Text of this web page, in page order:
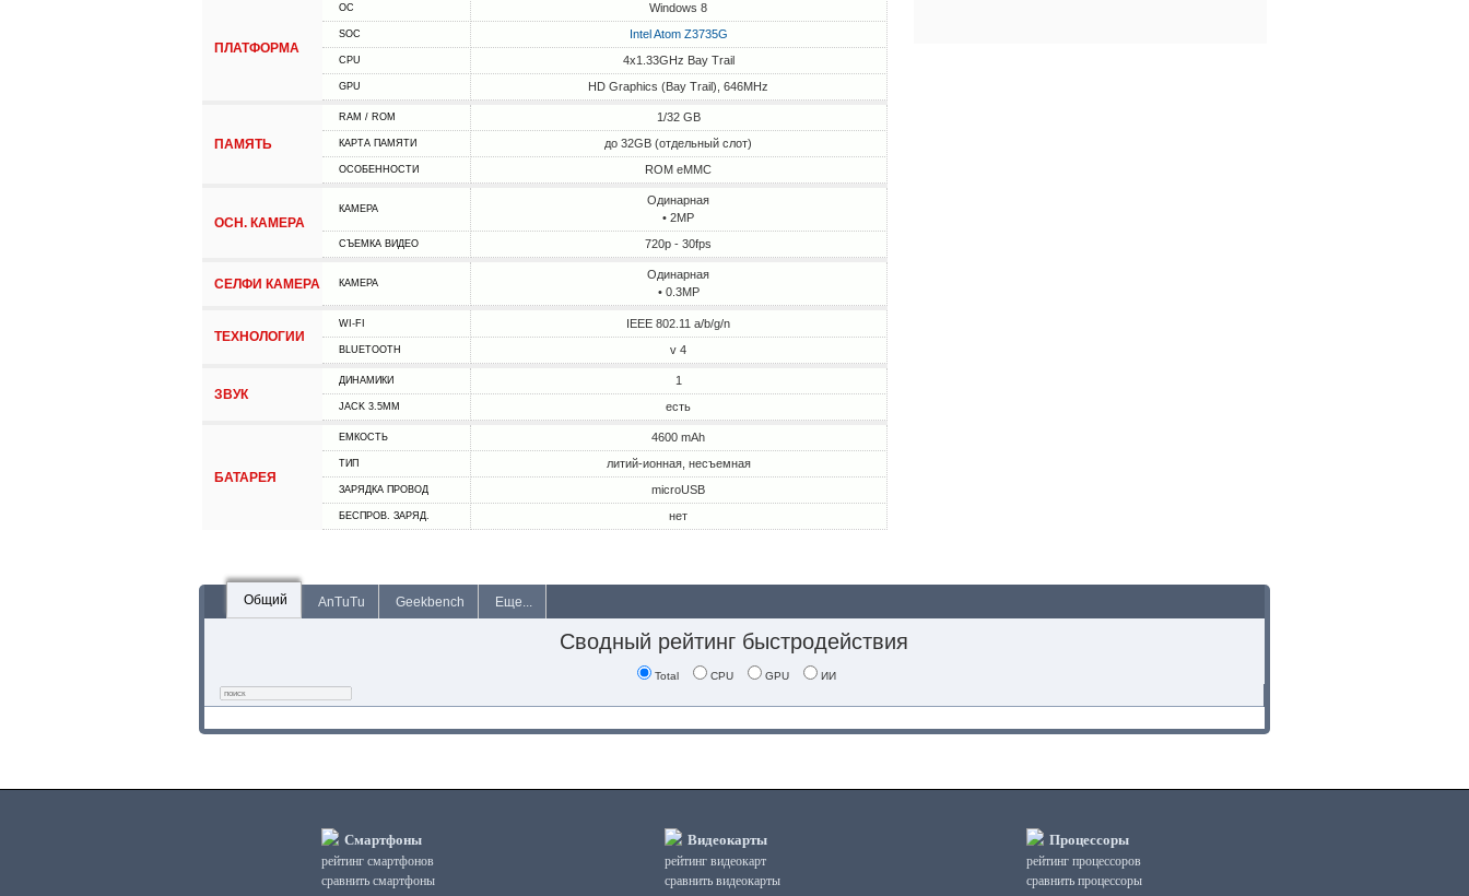
ПЛАТФОРМА
ОС Windows 8
SOC Intel Atom Z3735G
CPU 4x1.33GHz Bay Trail
GPU HD Graphics (Bay Trail), 646MHz
ПАМЯТЬ
RAM / ROM 1/32 GB
КАРТА ПАМЯТИ до 32GB (отдельный слот)
ОСОБЕННОСТИ ROM eMMC
ОСН. КАМЕРА
КАМЕРА
Одинарная
• 2MP
СЪЕМКА ВИДЕО 720p - 30fps
СЕЛФИ КАМЕРА КАМЕРА
Одинарная
• 0.3MP
ТЕХНОЛОГИИ
WI-FI IEEE 802.11 a/b/g/n
BLUETOOTH v 4
ЗВУК
ДИНАМИКИ 1
JACK 3.5MM есть
БАТАРЕЯ
ЕМКОСТЬ 4600 mAh
ТИП литий-ионная, несъемная
ЗАРЯДКА ПРОВОД microUSB
БЕСПРОВ. ЗАРЯД. нет
Общий AnTuTu Geekbench Еще...
Сводный рейтинг быстродействия
Total CPU GPU ИИ
Смартфоны
рейтинг смартфонов
сравнить смартфоны
Видеокарты
рейтинг видеокарт
сравнить видеокарты
Процессоры
рейтинг процессоров
сравнить процессоры